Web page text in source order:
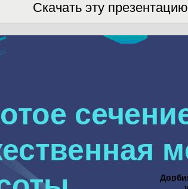
Скачать эту презентацию